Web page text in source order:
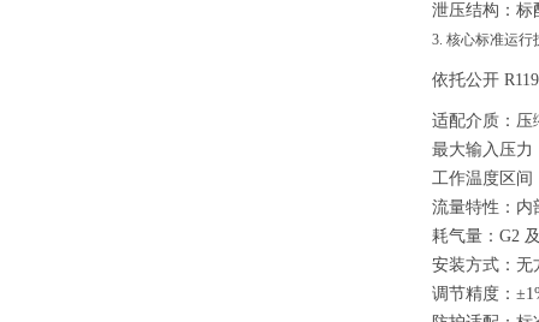
泄压结构：标
3. 核心标准运行
依托公开
适配介质：压
最大输入压力
工作温度区
流量特性：内
耗气量：G2
安装方式：无
调节精度：